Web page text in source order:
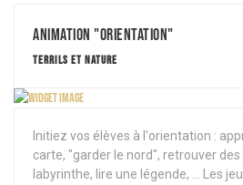
Animation "Orientation"
TERRILS ET NATURE
Initiez vos élèves à l'orientation :
carte, "garder le nord", retrouver des
labyrinthe, lire une légende, ... Les